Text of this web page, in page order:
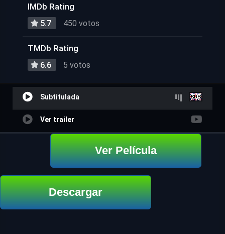
IMDb Rating
5.7 450 votos
TMDb Rating
6.6 5 votos
Subtitulada
Ver trailer
Ver Película
Descargar